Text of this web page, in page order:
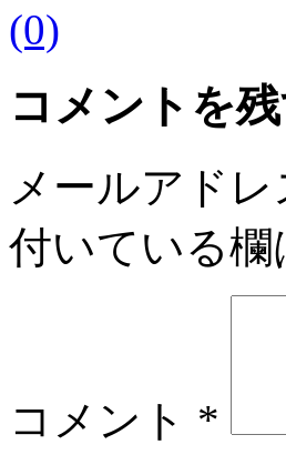
(0)
コメントを
メールアド
付いている
コメント *